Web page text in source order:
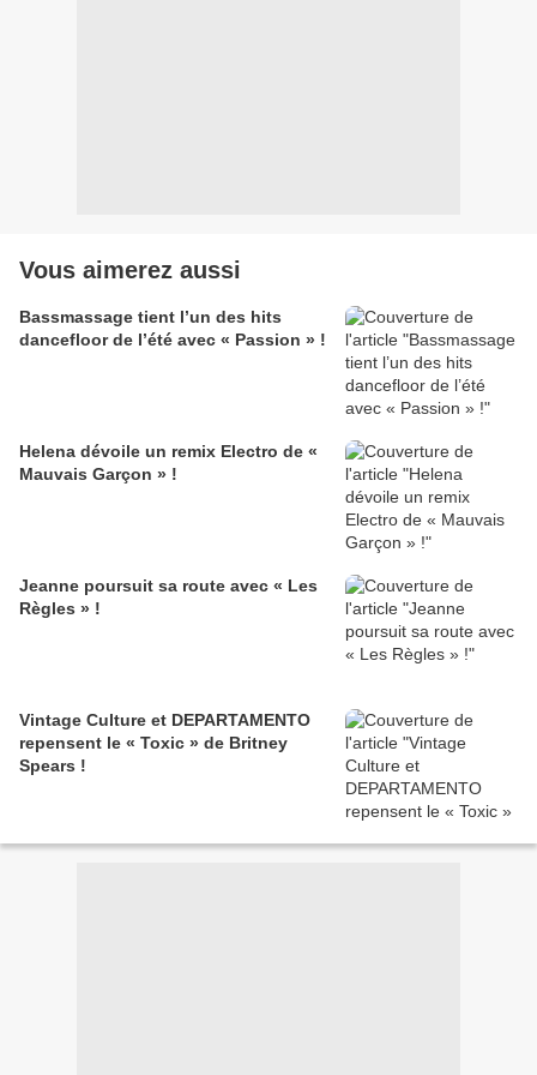
Vous aimerez aussi
Bassmassage tient l’un des hits
dancefloor de l’été avec « Passion » !
Helena dévoile un remix Electro de «
Mauvais Garçon » !
Jeanne poursuit sa route avec « Les
Règles » !
Vintage Culture et DEPARTAMENTO
repensent le « Toxic » de Britney
Spears !